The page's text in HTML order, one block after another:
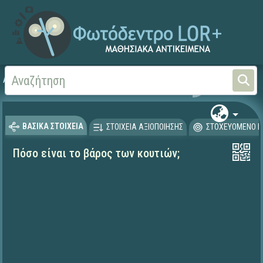
Αρχική
ΒΑΣΙΚΑ ΣΤΟΙΧΕΙΑ ΣΤΟΙΧΕΙΑ ΑΞΙΟΠΟΙΗΣΗΣ ΣΤΟΧΕΥΟΜΕΝΟ
Πόσο είναι το βάρος των κουτιών;